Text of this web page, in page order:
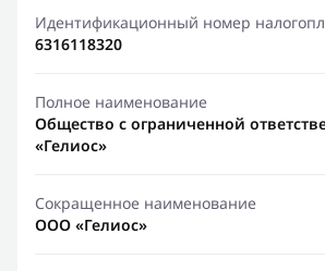
Идентификационный номер
6316118320
Полное наименование
Общество с ограниченной
«Гелиос»
Сокращенное наименование
ООО «Гелиос»